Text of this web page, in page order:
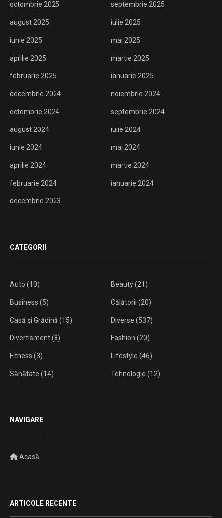
octombrie 2025 septembrie 2025
august 2025 iulie 2025
iunie 2025 mai 2025
aprilie 2025 martie 2025
februarie 2025 ianuarie 2025
decembrie 2024 noiembrie 2024
octombrie 2024 septembrie 2024
august 2024 iulie 2024
iunie 2024 mai 2024
aprilie 2024 martie 2024
februarie 2024 ianuarie 2024
decembrie 2023
CATEGORII
Auto (10) Beauty(21)
Business (5) Călătorii (20)
Casă și Grădină (15) Diverse (537)
Divertisment(8) Fashion (20)
Fitness (3) Lifestyle (46)
Sănătate (14) Tehnologie (12)
NAVIGARE
Acasă
ARTICOLE RECENTE